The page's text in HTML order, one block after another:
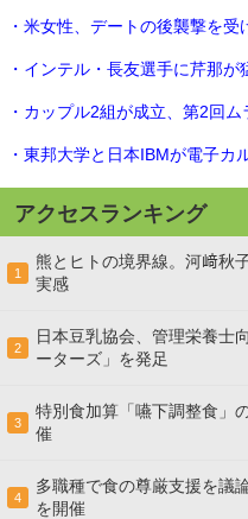
・米女性、デートの後襲撃を
・インテル・長友選手に芹那
・カップル2組が成立、第2回
・東邦大学と日本IBMが電子カ
アクセスランキング
1
熊とヒトの境界線。河﨑秋
実感
2
日本豆乳協会、管理栄養士
ーターズ」を発足
3
特別食加算「嚥下調整食」
催
4
多職種で食の尊厳支援を議
を開催